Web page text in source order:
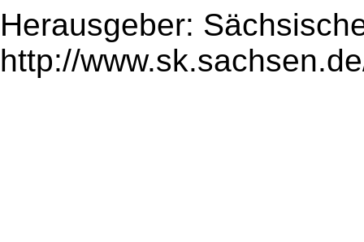
Herausgeber:
http://